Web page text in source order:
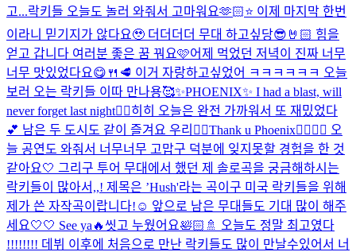
고...락키들 오늘도 놀러 와줘서 고마워요🫶🏻⭐️ 이제 마지막 한번
이라니 믿기지가 않다요🥹 더더더더 무대 하고싶당😎🤘🏻 힘을
얻고 갑니다 여러분 좋은 꿈 꿔요🩷어제 먹었던 저녁이 진짜 너무
너무 맛있었다요😋🍴🥩 이거 자랑하고싶었어 ㅋㅋㅋㅋㅋㅋ 오늘
보러 오는 락키들 이따 만나용🥰✨PHOENIX✨ I had a blast, will
never forget last night❤️‍🔥히히 오늘은 완전 가까워서 또 재밌었다
💕 남은 두 도시도 같이 즐겨요 우리❤️‍🔥Thank u Phoenix🐦‍🔥🐦‍🔥 오
늘 공연도 와줘서 너무너무 고맙구 덕분에 잊지못할 경험을 한 것
같아요🤍 그리구 투어 무대에서 했던 제 솔로곡을 궁금해하시는
락키들이 많아서,,! 제목은 ’Hush'라는 곡이구 미국 락키들을 위해
제가 쓴 자작곡이랍니다!☺️ 앞으로 남은 무대들도 기대 많이 해주
세요🤍🤍 See ya🔥 씻고 누웠어요🛀🏻🚿 오늘도 정말 최고였다
!!!!!!!! 데뷔 이후에 처음으로 만난 락키들도 많이 만날수있어서 너